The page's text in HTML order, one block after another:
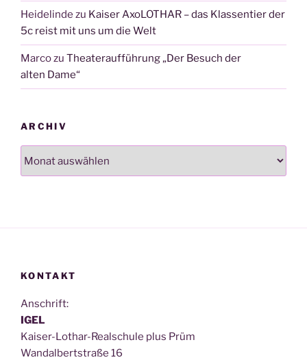
Heidelinde zu Kaiser AxoLOTHAR – das Klassentier der
5c reist mit uns um die Welt
Marcozu Theateraufführung „Der Besuch der
alten Dame“
ARCHIV
KONTAKT
Anschrift:
IGEL
Kai­ser-Lothar-Real­schu­le plus Prüm
Wan­dal­bert­stra­ße 16